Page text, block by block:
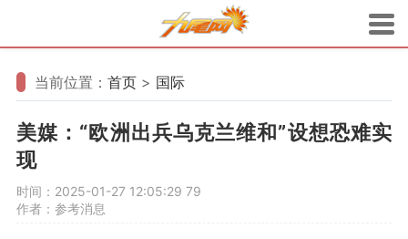
当前位置： 首页 > 国际
美媒：“欧洲出兵乌克兰维和”设想恐难实
现
时间：2025-01-27 12:05:29 79
作者：参考消息